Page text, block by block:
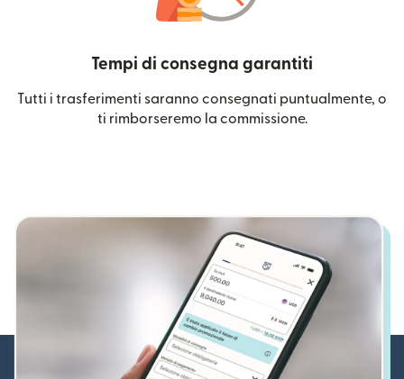
Tempi di consegna garantiti
Tutti i trasferimenti saranno consegnati puntualmente, o
ti rimborseremo la commissione.